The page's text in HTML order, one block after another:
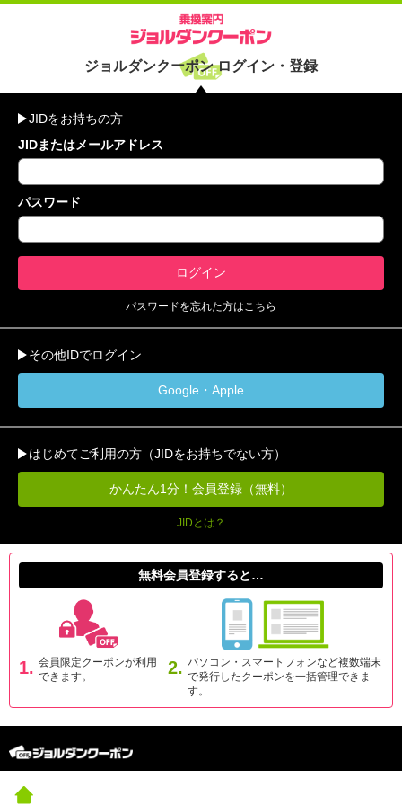
ジョルダンクーポン ログイン・登録
JIDをお持ちの方
JIDまたはメールアドレス
パスワード
パスワードを忘れた方はこちら
その他IDでログイン
Google・Apple
はじめてご利用の方（JIDをお持ちでない方）
かんたん1分！会員登録（無料）
JIDとは？
無料会員登録すると…
1. 会員限定クーポンが利用
できます。
2. パソコン・スマートフォンなど複数端末
で発行したクーポンを一括管理できま
す。